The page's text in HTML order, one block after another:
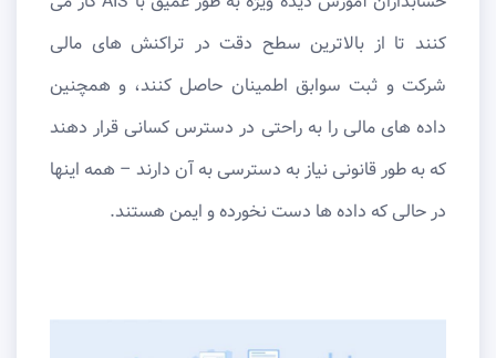
کنند تا از بالاترین سطح دقت در تراکنش های مالی
شرکت و ثبت سوابق اطمینان حاصل کنند، و همچنین
داده های مالی را به راحتی در دسترس کسانی قرار دهند
که به طور قانونی نیاز به دسترسی به آن دارند – همه اینها
در حالی که داده ها دست نخورده و ایمن هستند.